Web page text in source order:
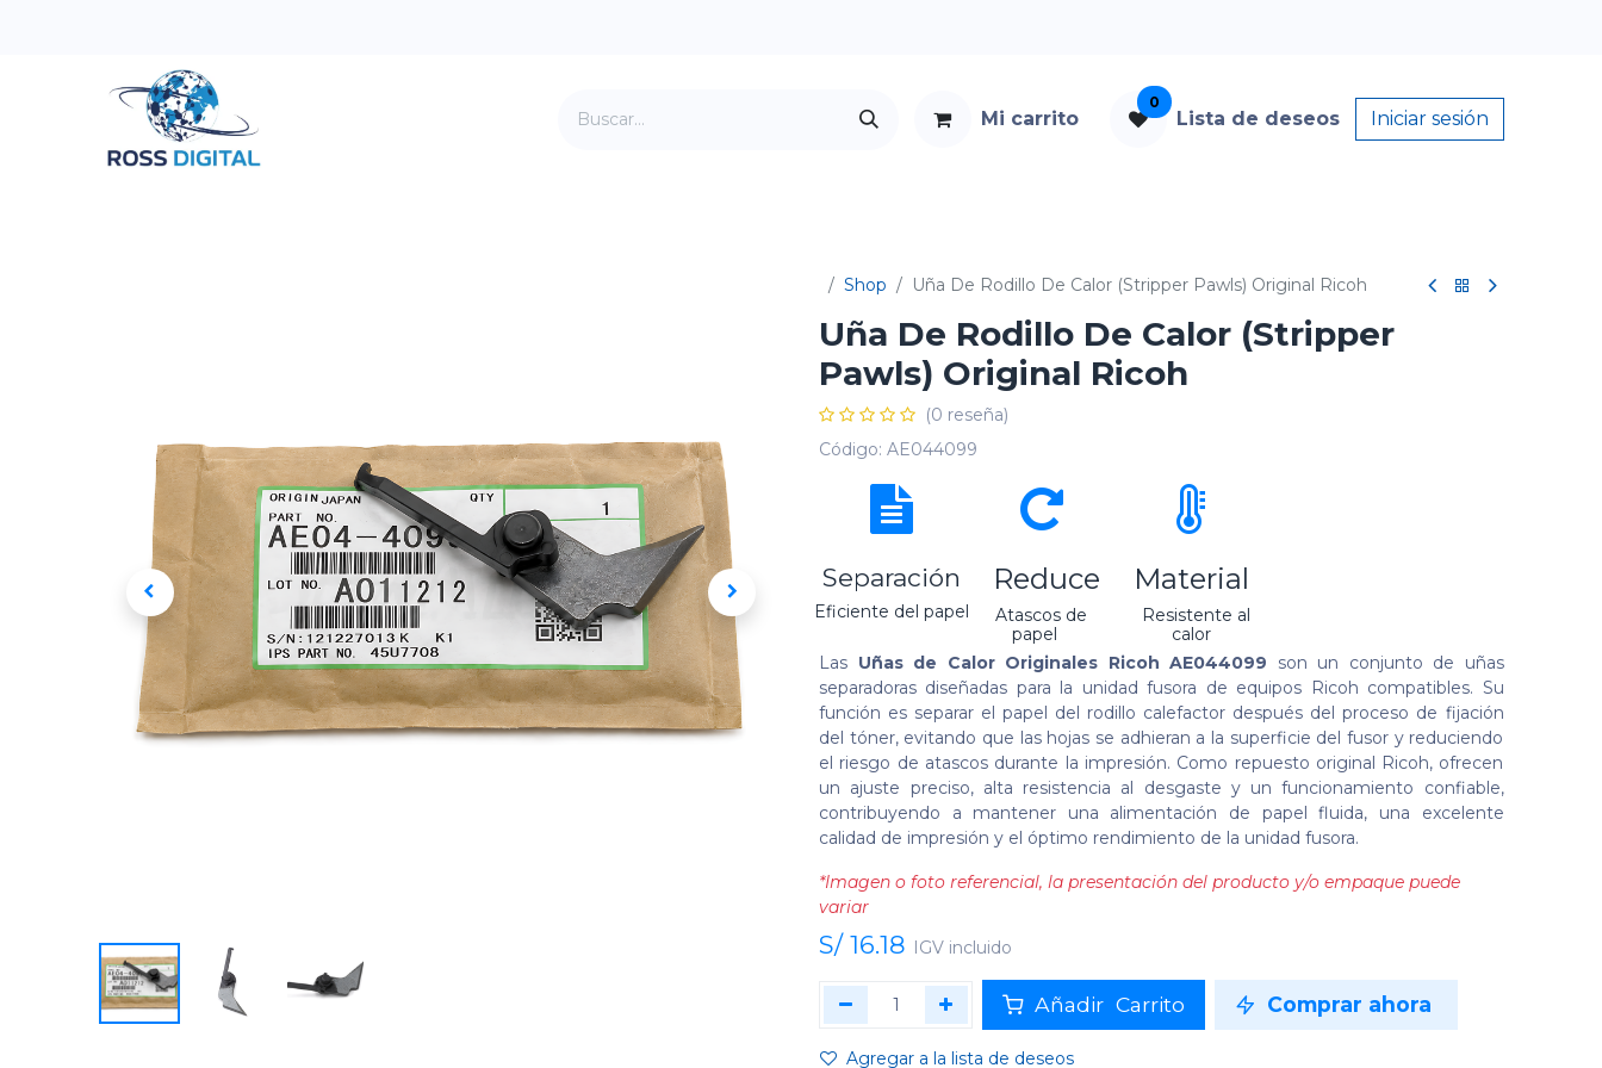
Mi carrito
0
Lista de deseos Iniciar sesión
Shop Uña De Rodillo De Calor (Stripper Pawls) Original Ricoh
Uña De Rodillo De Calor (Stripper
Pawls) Original Ricoh
(0 reseña)
Código: AE044099
Separación
Eficiente del papel
Reduce
Atascos de
papel
Material
Resistente al
calor
Las Uñas de Calor Originales Ricoh AE044099 son un conjunto de uñas
separadoras diseñadas para la unidad fusora de equipos Ricoh compatibles. Su
función es separar el papel del rodillo calefactor después del proceso de fijación
del tóner, evitando que las hojas se adhieran a la superficie del fusor y reduciendo
el riesgo de atascos durante la impresión. Como repuesto original Ricoh, ofrecen
un ajuste preciso, alta resistencia al desgaste y un funcionamiento confiable,
contribuyendo a mantener una alimentación de papel fluida, una excelente
calidad de impresión y el óptimo rendimiento de la unidad fusora.
*Imagen o foto referencial, la presentación del producto y/o empaque puede
variar
S/ 16.18 IGV incluido
Añadir Carrito Comprar ahora
Agregar a la lista de deseos